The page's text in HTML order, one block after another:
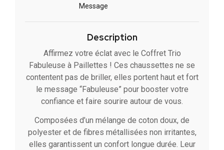
Message​
Description
Affirmez votre éclat avec le Coffret Trio
Fabuleuse à Paillettes ! Ces chaussettes ne se
contentent pas de briller, elles portent haut et fort
le message “Fabuleuse” pour booster votre
confiance et faire sourire autour de vous.
Composées d’un mélange de coton doux, de
polyester et de fibres métallisées non irritantes,
elles garantissent un confort longue durée. Leur